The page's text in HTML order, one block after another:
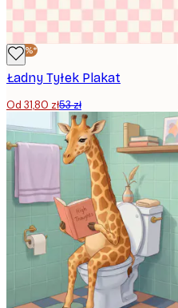
-40%*
Ładny Tyłek Plakat
Od 31,80 zł53 zł